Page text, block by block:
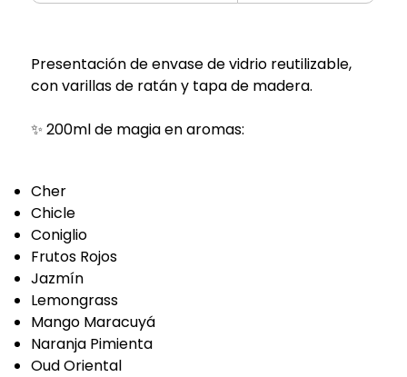
Presentación de envase de vidrio reutilizable,
con varillas de ratán y tapa de madera.
✨ 200ml de magia en aromas:
Cher
Chicle
Coniglio
Frutos Rojos
Jazmín
Lemongrass
Mango Maracuyá
Naranja Pimienta
Oud Oriental